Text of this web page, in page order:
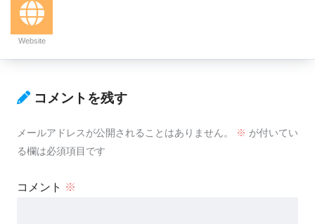
Website
コメントを残す
メールアドレスが公開されることはありません。 ※ が付いてい
る欄は必須項目です
コメント ※